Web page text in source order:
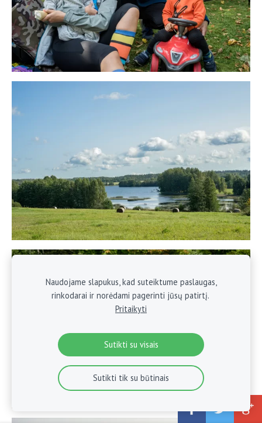
Naudojame slapukus, kad suteiktume paslaugas,
rinkodarai ir norėdami pagerinti jūsų patirtį.
Pritaikyti
Sutikti su visais
Sutikti tik su būtinais